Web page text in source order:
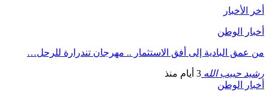
أخر الأخبار
أخبار الوطن
من عمق البادية إلى أفق الاستثمار .. مهرجان تندرارة للرحل…
رشيد حبيب الله 3 أيام منذ
أخبار الوطن